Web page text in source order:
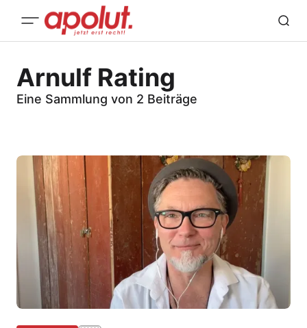
Arnulf Rating
Eine Sammlung von 2 Beiträge